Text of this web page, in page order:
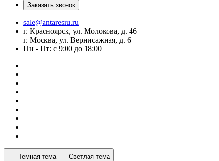
Заказать звонок
sale@antaresru.ru
г. Красноярск, ул. Молокова, д. 46
г. Москва, ул. Вернисажная, д. 6
Пн - Пт: с 9:00 до 18:00
Темная тема Светлая тема